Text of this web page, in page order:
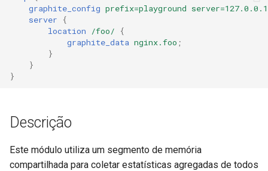
healthcheck
hoedown
http2
httpipe
graphite_config prefix=playground server=127.0.0.1
server
{
location
/foo/
{
graphite_data nginx.foo ;
}
}
}
Descrição
Este módulo utiliza um segmento de memória
compartilhada para coletar estatísticas agregadas de todos